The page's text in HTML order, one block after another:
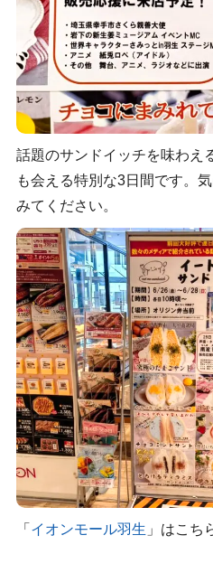
話題のサンドイッチを味わえ
も会える特別な3日間です。
みてください。
「 イオンモール羽生 」はこち